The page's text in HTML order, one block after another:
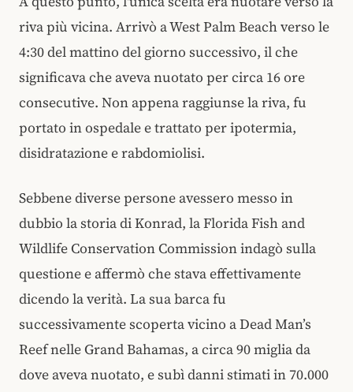
riva più vicina. Arrivò a West Palm Beach verso le
4:30 del mattino del giorno successivo, il che
significava che aveva nuotato per circa 16 ore
consecutive. Non appena raggiunse la riva, fu
portato in ospedale e trattato per ipotermia,
disidratazione e rabdomiolisi.
Sebbene diverse persone avessero messo in
dubbio la storia di Konrad, la Florida Fish and
Wildlife Conservation Commission indagò sulla
questione e affermò che stava effettivamente
dicendo la verità. La sua barca fu
successivamente scoperta vicino a Dead Man’s
Reef nelle Grand Bahamas, a circa 90 miglia da
dove aveva nuotato, e subì danni stimati in 70.000